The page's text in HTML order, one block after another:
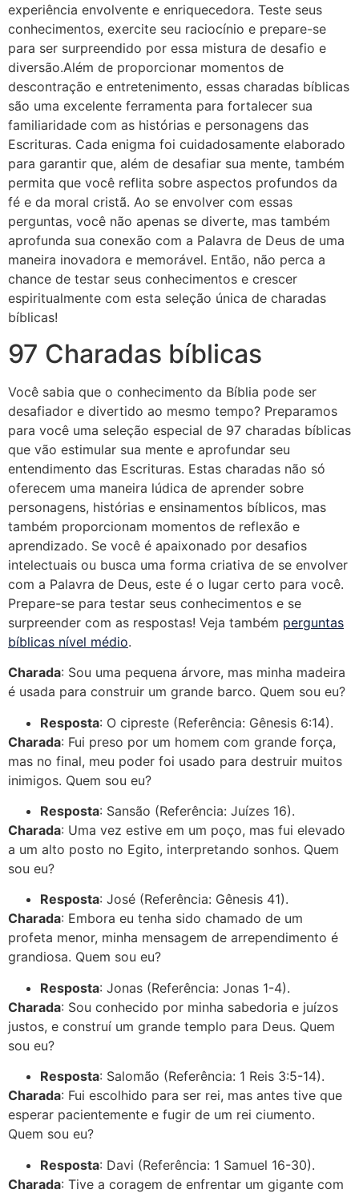
experiência envolvente e enriquecedora. Teste seus
conhecimentos, exercite seu raciocínio e prepare-se
para ser surpreendido por essa mistura de desafio e
diversão.Além de proporcionar momentos de
descontração e entretenimento, essas charadas bíblicas
são uma excelente ferramenta para fortalecer sua
familiaridade com as histórias e personagens das
Escrituras. Cada enigma foi cuidadosamente elaborado
para garantir que, além de desafiar sua mente, também
permita que você reflita sobre aspectos profundos da
fé e da moral cristã. Ao se envolver com essas
perguntas, você não apenas se diverte, mas também
aprofunda sua conexão com a Palavra de Deus de uma
maneira inovadora e memorável. Então, não perca a
chance de testar seus conhecimentos e crescer
espiritualmente com esta seleção única de charadas
bíblicas!
97 Charadas bíblicas
Você sabia que o conhecimento da Bíblia pode ser
desafiador e divertido ao mesmo tempo? Preparamos
para você uma seleção especial de 97 charadas bíblicas
que vão estimular sua mente e aprofundar seu
entendimento das Escrituras. Estas charadas não só
oferecem uma maneira lúdica de aprender sobre
personagens, histórias e ensinamentos bíblicos, mas
também proporcionam momentos de reflexão e
aprendizado. Se você é apaixonado por desafios
intelectuais ou busca uma forma criativa de se envolver
com a Palavra de Deus, este é o lugar certo para você.
Prepare-se para testar seus conhecimentos e se
surpreender com as respostas! Veja também perguntas
bíblicas nível médio.
Charada: Sou uma pequena árvore, mas minha madeira
é usada para construir um grande barco. Quem sou eu?
Resposta: O cipreste (Referência: Gênesis 6:14).
Charada: Fui preso por um homem com grande força,
mas no final, meu poder foi usado para destruir muitos
inimigos. Quem sou eu?
Resposta: Sansão (Referência: Juízes 16).
Charada: Uma vez estive em um poço, mas fui elevado
a um alto posto no Egito, interpretando sonhos. Quem
sou eu?
Resposta: José (Referência: Gênesis 41).
Charada: Embora eu tenha sido chamado de um
profeta menor, minha mensagem de arrependimento é
grandiosa. Quem sou eu?
Resposta: Jonas (Referência: Jonas 1-4).
Charada: Sou conhecido por minha sabedoria e juízos
justos, e construí um grande templo para Deus. Quem
sou eu?
Resposta: Salomão (Referência: 1 Reis 3:5-14).
Charada: Fui escolhido para ser rei, mas antes tive que
esperar pacientemente e fugir de um rei ciumento.
Quem sou eu?
Resposta: Davi (Referência: 1 Samuel 16-30).
Charada: Tive a coragem de enfrentar um gigante com